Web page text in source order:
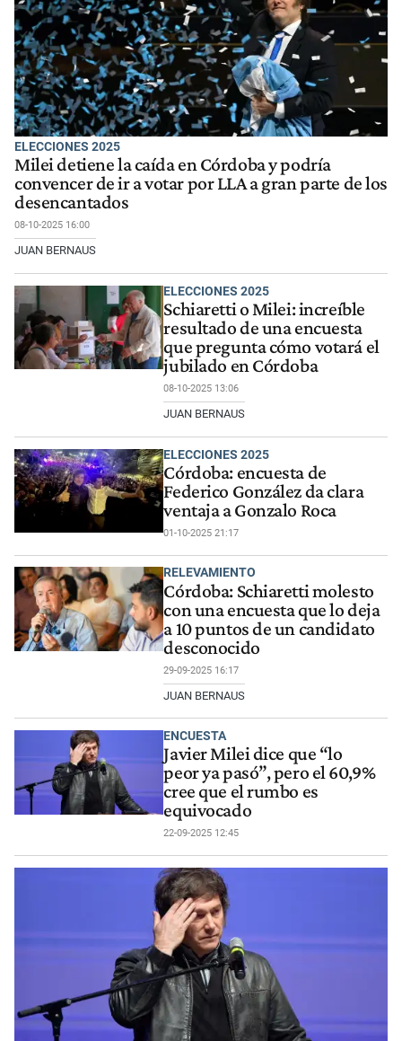
ELECCIONES 2025
Milei detiene la caída en Córdoba y podría
convencer de ir a votar por LLA a gran parte de los
desencantados
08-10-2025 16:00
JUAN BERNAUS
ELECCIONES 2025
Schiaretti o Milei: increíble
resultado de una encuesta
que pregunta cómo votará el
jubilado en Córdoba
08-10-2025 13:06
JUAN BERNAUS
ELECCIONES 2025
Córdoba: encuesta de
Federico González da clara
ventaja a Gonzalo Roca
01-10-2025 21:17
RELEVAMIENTO
Córdoba: Schiaretti molesto
con una encuesta que lo deja
a 10 puntos de un candidato
desconocido
29-09-2025 16:17
JUAN BERNAUS
ENCUESTA
Javier Milei dice que “lo
peor ya pasó”, pero el 60,9%
cree que el rumbo es
equivocado
22-09-2025 12:45